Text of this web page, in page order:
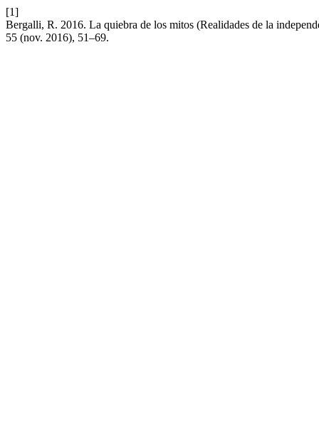
[1]
Bergalli, R. 2016. La quiebra de los mitos (Realidades de la
55 (nov. 2016), 51–69.